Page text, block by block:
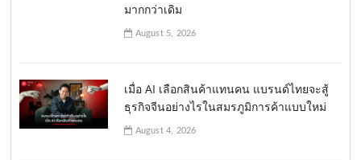
มากกว่าเดิม
August 5, 2026
เมื่อ AI เลือกสินค้าแทนคน แบรนด์ไทยจะสู้
ธุรกิจจีนอย่างไรในสมรภูมิการค้าแบบใหม่
August 4, 2026